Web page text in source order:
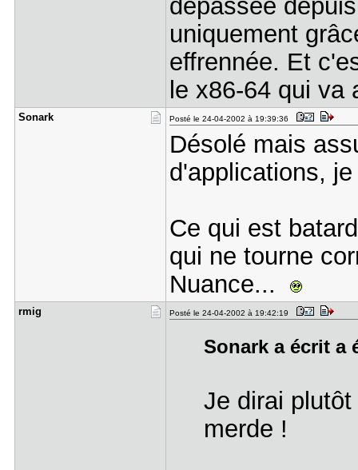
dépassée
uniquement
effrennée. Et
le x86-64 qui va
Sonark Posté le 24-04-2002 à 19:39:36
Désolé mais
d'applications,
Ce qui est
qui ne tourne
Nuance...
rmig Posté le 24-04-2002 à 19:42:19
Sonark a écrit a
Je dirai
merde !